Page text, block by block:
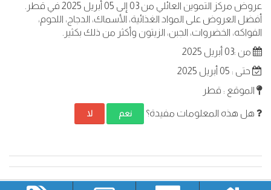
عروض مركز التموين العائلي من 03 إلى 05 أبريل 2025 في قطر.
أفضل العروض على المواد الغذائية، الأسماك، الدجاج، اللحوم،
الفواكه، الخضروات، الجبن، الزيتون وأكثر من ذلك بكثير.
من :03 أبريل 2025
حتى : 05 أبريل 2025
الموقع : قطر
هل هذه المعلومات مفيدة؟ نعم لا